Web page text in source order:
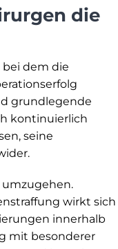
die
bei dem die
grundlegende
kontinuierlich
seine
wirkt sich
innerhalb
mit besonderer